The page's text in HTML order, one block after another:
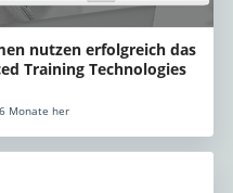
nutzen erfolgreich das
Training Technologies
Monate her